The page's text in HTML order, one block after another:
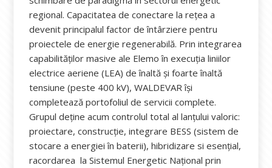
regional. Capacitatea de conectare la rețea a
devenit principalul factor de întârziere pentru
proiectele de energie regenerabilă. Prin integrarea
capabilităților masive ale Elemo în execuția liniilor
electrice aeriene (LEA) de înaltă și foarte înaltă
tensiune (peste 400 kV), WALDEVAR își
completează portofoliul de servicii complete.
Grupul deține acum controlul total al lanțului valoric:
proiectare, construcție, integrare BESS (sistem de
stocare a energiei în baterii), hibridizare si esențial,
racordarea la Sistemul Energetic Național prin